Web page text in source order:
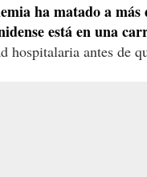
ha matado a
está en una
hospitalaria antes de